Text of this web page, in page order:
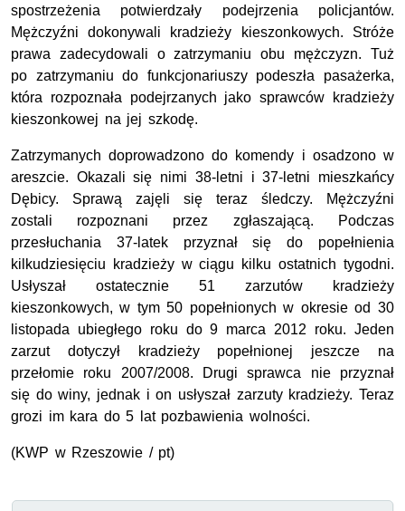
spostrzeżenia potwierdzały podejrzenia policjantów.
Mężczyźni dokonywali kradzieży kieszonkowych. Stróże
prawa zadecydowali o zatrzymaniu obu mężczyzn. Tuż
po zatrzymaniu do funkcjonariuszy podeszła pasażerka,
która rozpoznała podejrzanych jako sprawców kradzieży
kieszonkowej na jej szkodę.
Zatrzymanych doprowadzono do komendy i osadzono w
areszcie. Okazali się nimi 38-letni i 37-letni mieszkańcy
Dębicy. Sprawą zajęli się teraz śledczy. Mężczyźni
zostali rozpoznani przez zgłaszającą. Podczas
przesłuchania 37-latek przyznał się do popełnienia
kilkudziesięciu kradzieży w ciągu kilku ostatnich tygodni.
Usłyszał ostatecznie 51 zarzutów kradzieży
kieszonkowych, w tym 50 popełnionych w okresie od 30
listopada ubiegłego roku do 9 marca 2012 roku. Jeden
zarzut dotyczył kradzieży popełnionej jeszcze na
przełomie roku 2007/2008. Drugi sprawca nie przyznał
się do winy, jednak i on usłyszał zarzuty kradzieży. Teraz
grozi im kara do 5 lat pozbawienia wolności.
(KWP w Rzeszowie / pt)